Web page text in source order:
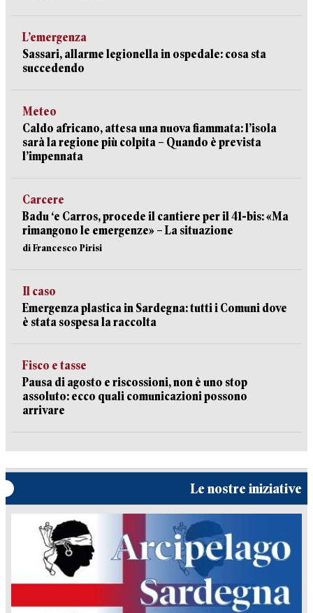
L’emergenza
Sassari, allarme legionella in ospedale: cosa sta
succedendo
Meteo
Caldo africano, attesa una nuova fiammata: l’isola
sarà la regione più colpita – Quando è prevista
l’impennata
Carcere
Badu ‘e Carros, procede il cantiere per il 41-bis: «Ma
rimangono le emergenze» – La situazione
di Francesco Pirisi
Il caso
Emergenza plastica in Sardegna: tutti i Comuni dove
è stata sospesa la raccolta
Fisco e tasse
Pausa di agosto e riscossioni, non è uno stop
assoluto: ecco quali comunicazioni possono
arrivare
Le nostre iniziative